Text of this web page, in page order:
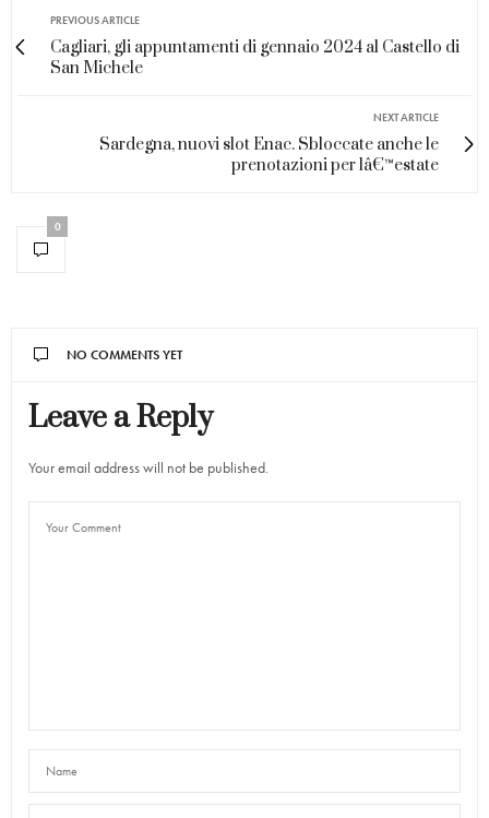
PREVIOUS ARTICLE
Cagliari, gli appuntamenti di gennaio 2024 al Castello di
San Michele
NEXT ARTICLE
Sardegna, nuovi slot Enac. Sbloccate anche le
prenotazioni per lâ€™estate
0
NO COMMENTS YET
Leave a Reply
Your email address will not be published.